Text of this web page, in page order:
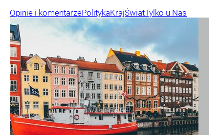
Opinie i komentarzePolitykaKrajŚwiatTylko u Nas